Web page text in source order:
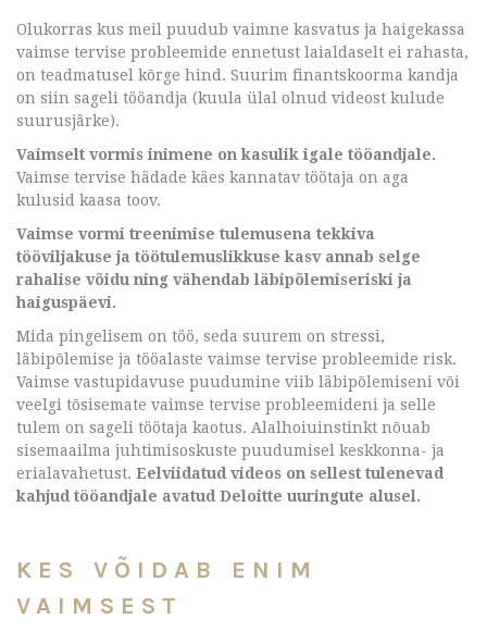
Olukorras kus meil puudub vaimne kasvatus ja haigekassa
vaimse tervise probleemide ennetust laialdaselt ei rahasta,
on teadmatusel kõrge hind. Suurim finantskoorma kandja
on siin sageli tööandja (kuula ülal olnud videost kulude
suurusjärke).
Vaimselt vormis inimene on kasulik igale tööandjale.
Vaimse tervise hädade käes kannatav töötaja on aga
kulusid kaasa toov.
Vaimse vormi treenimise tulemusena tekkiva
tööviljakuse ja töötulemuslikkuse kasv annab selge
rahalise võidu ning vähendab läbipõlemiseriski ja
haiguspäevi.
Mida pingelisem on töö, seda suurem on stressi,
läbipõlemise ja tööalaste vaimse tervise probleemide risk.
Vaimse vastupidavuse puudumine viib läbipõlemiseni või
veelgi tõsisemate vaimse tervise probleemideni ja selle
tulem on sageli töötaja kaotus. Alalhoiuinstinkt nõuab
sisemaailma juhtimisoskuste puudumisel keskkonna- ja
erialavahetust. Eelviidatud videos on sellest tulenevad
kahjud tööandjale avatud Deloitte uuringute alusel.
KES VÕIDAB ENIM
VAIMSEST